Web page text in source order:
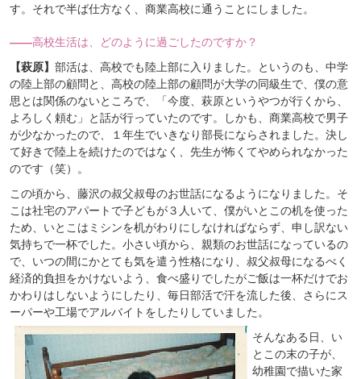
す。それで半ば仕方なく、商業高校に通うことにしました。
――高校生活は、どのように過ごしたのですか？
【萩原】 部活は、高校でも陸上部に入りました。というのも、中学
の陸上部の顧問と、高校の陸上部の顧問が大学の同級生で、僕の意
思とは関係のないところで、「今度、萩原というやつが行くから、
よろしく頼む」と話が行っていたのです。しかも、商業高校で男子
が少なかったので、１年生でいきなり部長にならされました。決し
て好きで陸上を続けたのではなく、先生が怖くてやめられなかった
のです（笑）。
この頃から、藤沢の叔父叔母のお世話になるようになりました。そ
こは社宅のアパートで子どもが３人いて、僕がいとこの机を使った
ため、いとこはミシンを机がわりにしなければならず、申し訳ない
気持ちで一杯でした。小さい頃から、親類のお世話になっているの
で、いつの間にかとても気を遣う性格になり、叔父叔母になるべく
経済的負担をかけないよう、食べ盛りでしたがご飯は一杯だけでお
かわりはしないようにしたり、毎日部活で汗を流した後、さらにス
ーパーや工場でアルバイトをしたりしていました。
そんなある日、い
とこの末の子が、
幼稚園で描いた家